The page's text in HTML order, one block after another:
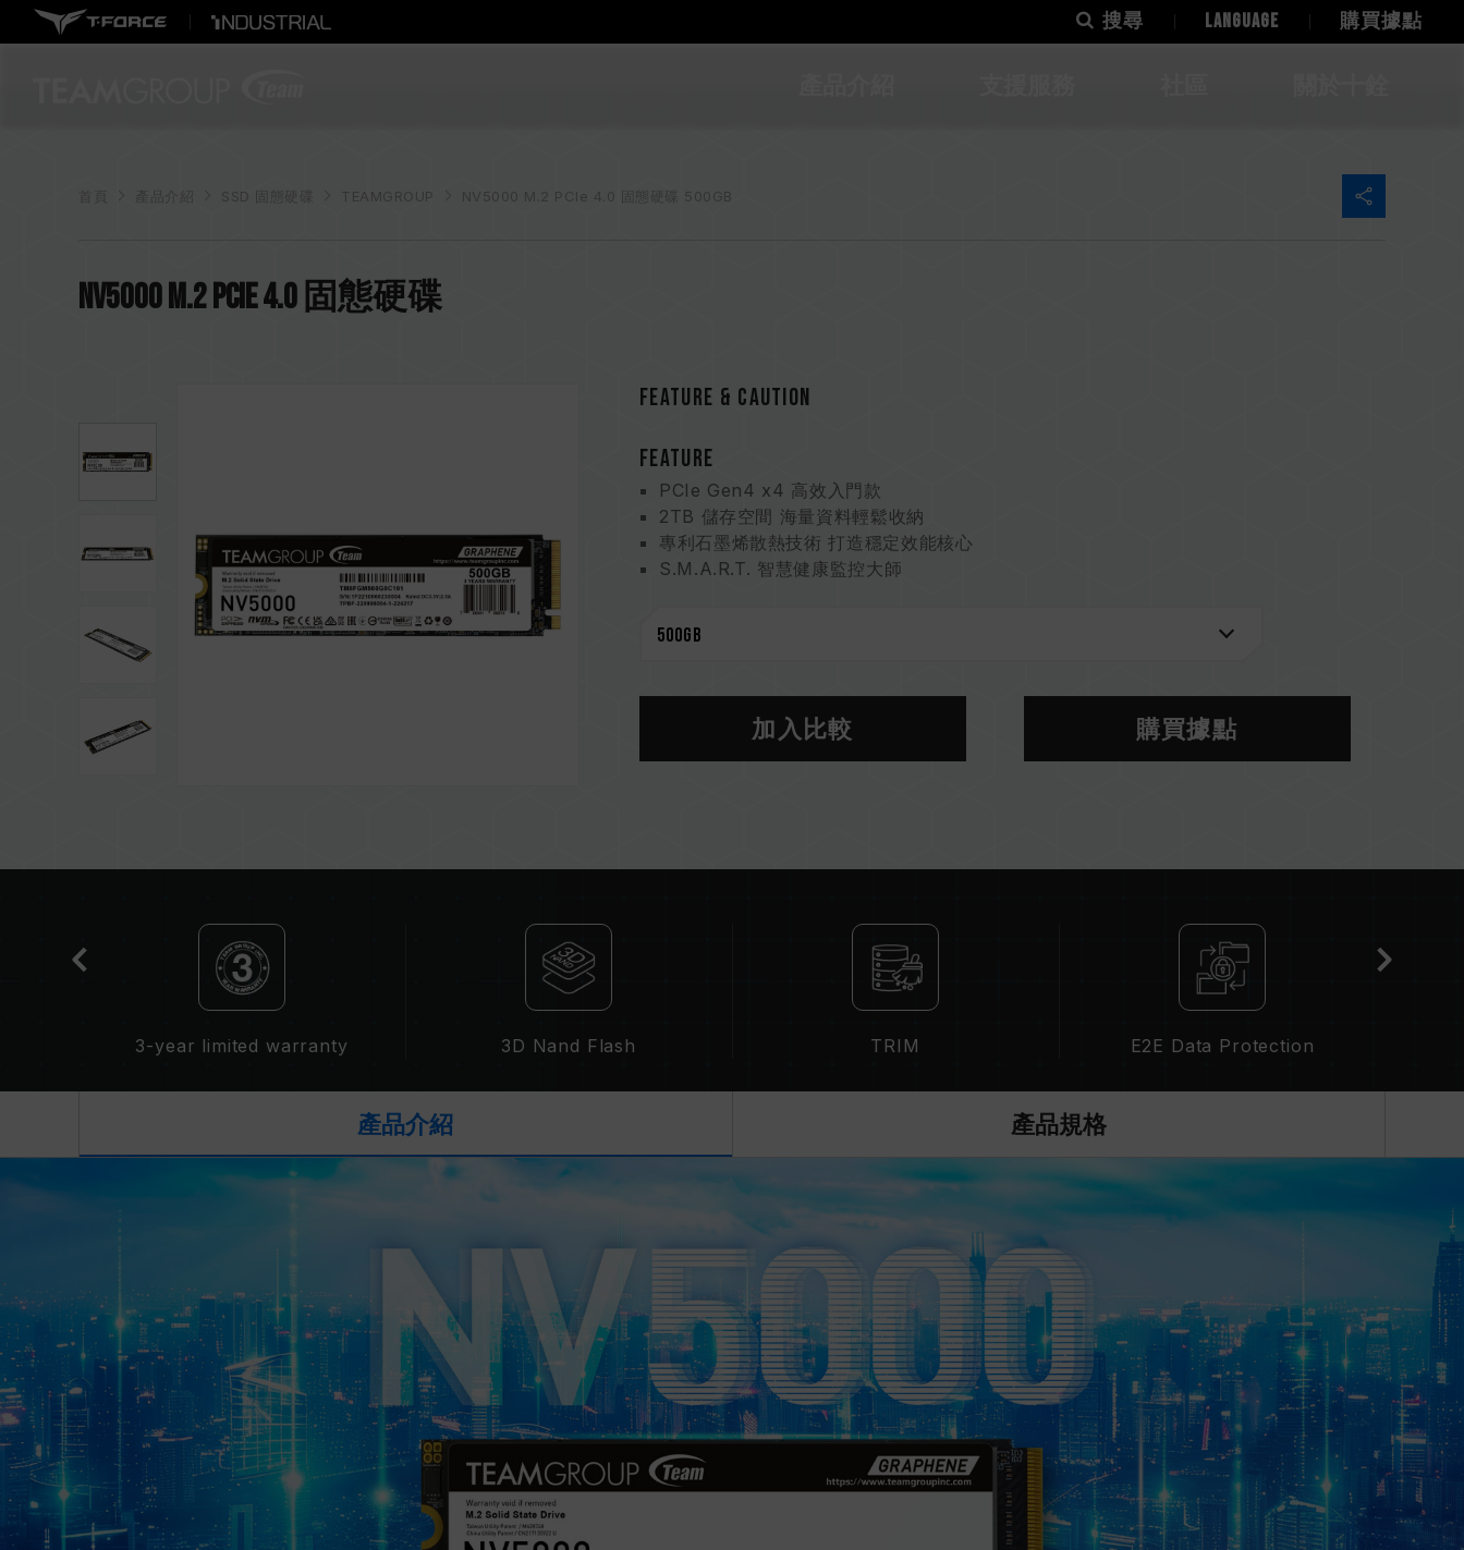
搜尋 LANGUAGE 購買據點
產品介紹 SSD 固態硬碟 TEAMGROUP NV5000 M.2 PCIe 4.0 固態硬碟 500GB
NV5000 M.2 PCIe 4.0 固態硬碟
FEATURE & CAUTION
FEATURE
PCIe Gen4 x4 高效入門款
2TB 儲存空間 海量資料輕鬆收納
專利石墨烯散熱技術 打造穩定效能核心
S.M.A.R.T. 智慧健康監控大師
石墨烯散熱標籤貼專利
中國新型專利（證書號：CN 217135922 U）
S.M.A.R.T. 專利軟體
加入比較 購買據點
3-year limited warranty 3D Nand Flash TRIM E2E Data Protection
產品介紹 產品規格